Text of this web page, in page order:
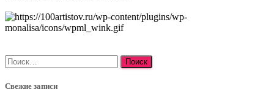
Найти:
Свежие записи